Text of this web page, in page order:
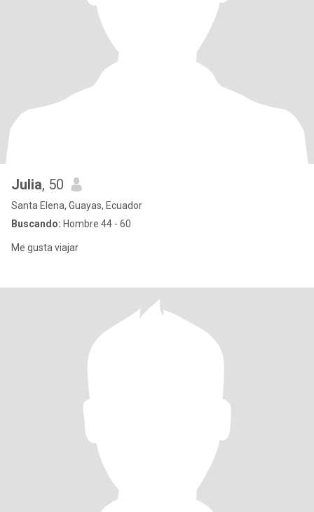
Julia, 50
Santa Elena, Guayas, Ecuador
Buscando: Hombre 44 - 60
Me gusta viajar